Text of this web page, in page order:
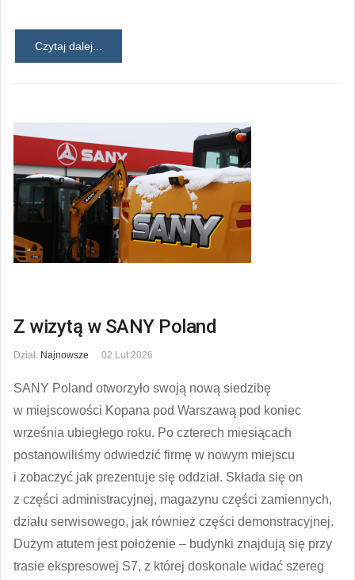
Czytaj dalej...
Z wizytą w SANY Poland
Dział: Najnowsze 02 Lut 2026
SANY Poland otworzyło swoją nową siedzibę
w miejscowości Kopana pod Warszawą pod koniec
września ubiegłego roku. Po czterech miesiącach
postanowiliśmy odwiedzić firmę w nowym miejscu
i zobaczyć jak prezentuje się oddział. Składa się on
z części administracyjnej, magazynu części zamiennych,
działu serwisowego, jak również części demonstracyjnej.
Dużym atutem jest położenie – budynki znajdują się przy
trasie ekspresowej S7, z której doskonale widać szereg